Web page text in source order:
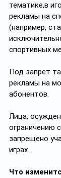
тематике,в
рекламы на
(например,
спортивных
Под запрет
рекламы на
абонентов.
Лица,
ограничению
запрещено
играх.
Что